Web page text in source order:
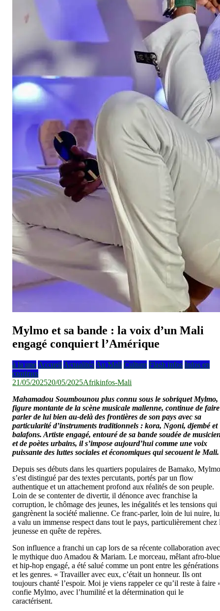
Mylmo et sa bande : la voix d’un Mali
engagé conquiert l’Amérique
à la une Accueil Actualités Au Mali Culture Flash infos Infos en
continus
21/05/202520/05/2025Afrikinfos-Mali
Mahamadou Soumbounou plus connu sous le sobriquet Mylmo,
figure montante de la scène musicale malienne, continue de faire
parler de lui bien au-delà des frontières de son pays avec sa
particularité d’instruments traditionnels : kora, Ngoni, djembé et
balafons. Artiste engagé, entouré de sa bande soudée de
et de poètes urbains, il s’impose aujourd’hui comme une voix
puissante des luttes sociales et économiques qui secouent le Mali.
Depuis ses débuts dans les quartiers populaires de Bamako,
s’est distingué par des textes percutants, portés par un flow
authentique et un attachement profond aux réalités de son peuple.
Loin de se contenter de divertir, il dénonce avec franchise la
corruption, le chômage des jeunes, les inégalités et les tensions qui
gangrènent la société malienne. Ce franc-parler, loin de lui nuire,
a valu un immense respect dans tout le pays, particulièrement chez
jeunesse en quête de repères.
Son influence a franchi un cap lors de sa récente collaboration avec
le mythique duo Amadou & Mariam. Le morceau, mêlant afro-
et hip-hop engagé, a été salué comme un pont entre les générations
et les genres. « Travailler avec eux, c’était un honneur. Ils ont
toujours chanté l’espoir. Moi je viens rappeler ce qu’il reste à faire
confie Mylmo, avec l’humilité et la détermination qui le
caractérisent.